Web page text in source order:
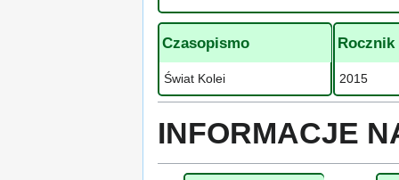
Czasopismo
Świat Kolei
Rocznik
2015
INFORMACJE